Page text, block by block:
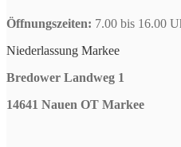
Öffnungszeiten: 7.00 bis 16.00
Niederlassung Markee
Bredower Landweg 1
14641 Nauen OT Markee